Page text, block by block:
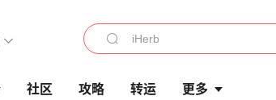
社区 攻略 转运 更多